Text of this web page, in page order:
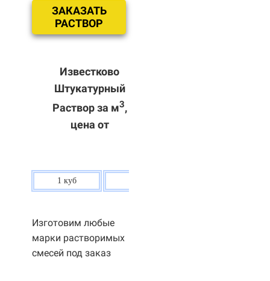
ЗАКАЗАТЬ
РАСТВОР
Известково
Штукатурный
Раствор за м3,
цена от
1 куб
Изготовим любые
марки растворимых
смесей под заказ